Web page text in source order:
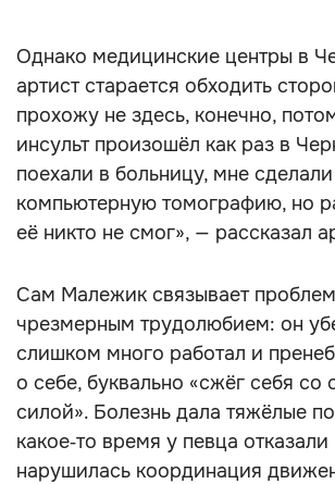
Однако медицинские центры в
артист старается обходить
прохожу не здесь, конечно,
инсульт произошёл как раз в
поехали в больницу, мне сделали
компьютерную томографию, но
её никто не смог», — рассказал
Сам Малежик связывает
чрезмерным трудолюбием: он
слишком много работал и
о себе, буквально «сжёг себя со
силой». Болезнь дала тяжёлые
какое‑то время у певца отказали
нарушилась координация